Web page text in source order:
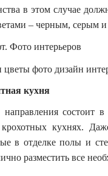
в этом случае
– черным, серым
кухня
направления состоит
кухнях.
в отделке полы и
разместить все